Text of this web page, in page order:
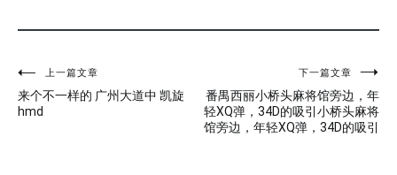
文
章
上一篇文章
来个不一样的 广州大道中 凯旋
hmd
下一篇文章
番禺西丽小桥头麻将馆旁边，年
轻XQ弹，34D的吸引小桥头麻将
馆旁边，年轻XQ弹，34D的吸引